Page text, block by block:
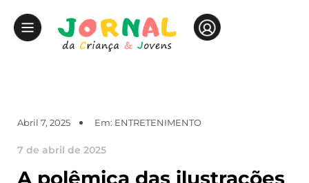
Abril 7, 2025 Em: ENTRETENIMENTO
7 de abril de 2025
A polêmica das ilustrações